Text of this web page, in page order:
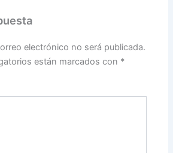
electrónico no será publicada.
están marcados con *